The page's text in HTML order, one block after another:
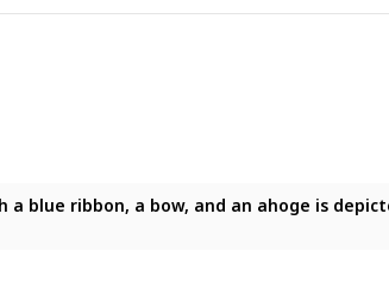
ribbon, a bow, and an ahoge is